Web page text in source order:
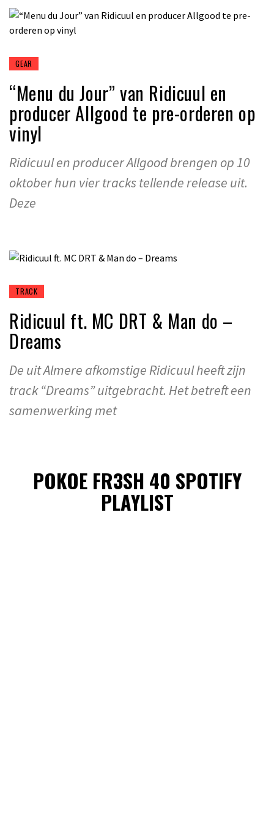
GEAR
“Menu du Jour” van Ridicuul en
producer Allgood te pre-orderen op
vinyl
Ridicuul en producer Allgood brengen op 10
oktober hun vier tracks tellende release uit.
Deze
TRACK
Ridicuul ft. MC DRT & Man do –
Dreams
De uit Almere afkomstige Ridicuul heeft zijn
track “Dreams” uitgebracht. Het betreft een
samenwerking met
POKOE FR3SH 40 SPOTIFY
PLAYLIST